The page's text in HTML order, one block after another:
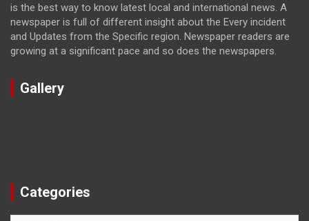
is the best way to know latest local and international news. A
newspaper is full of different insight about the Every incident
and Updates from the Specific region. Newspaper readers are
growing at a significant pace and so does the newspapers.
Gallery
Categories